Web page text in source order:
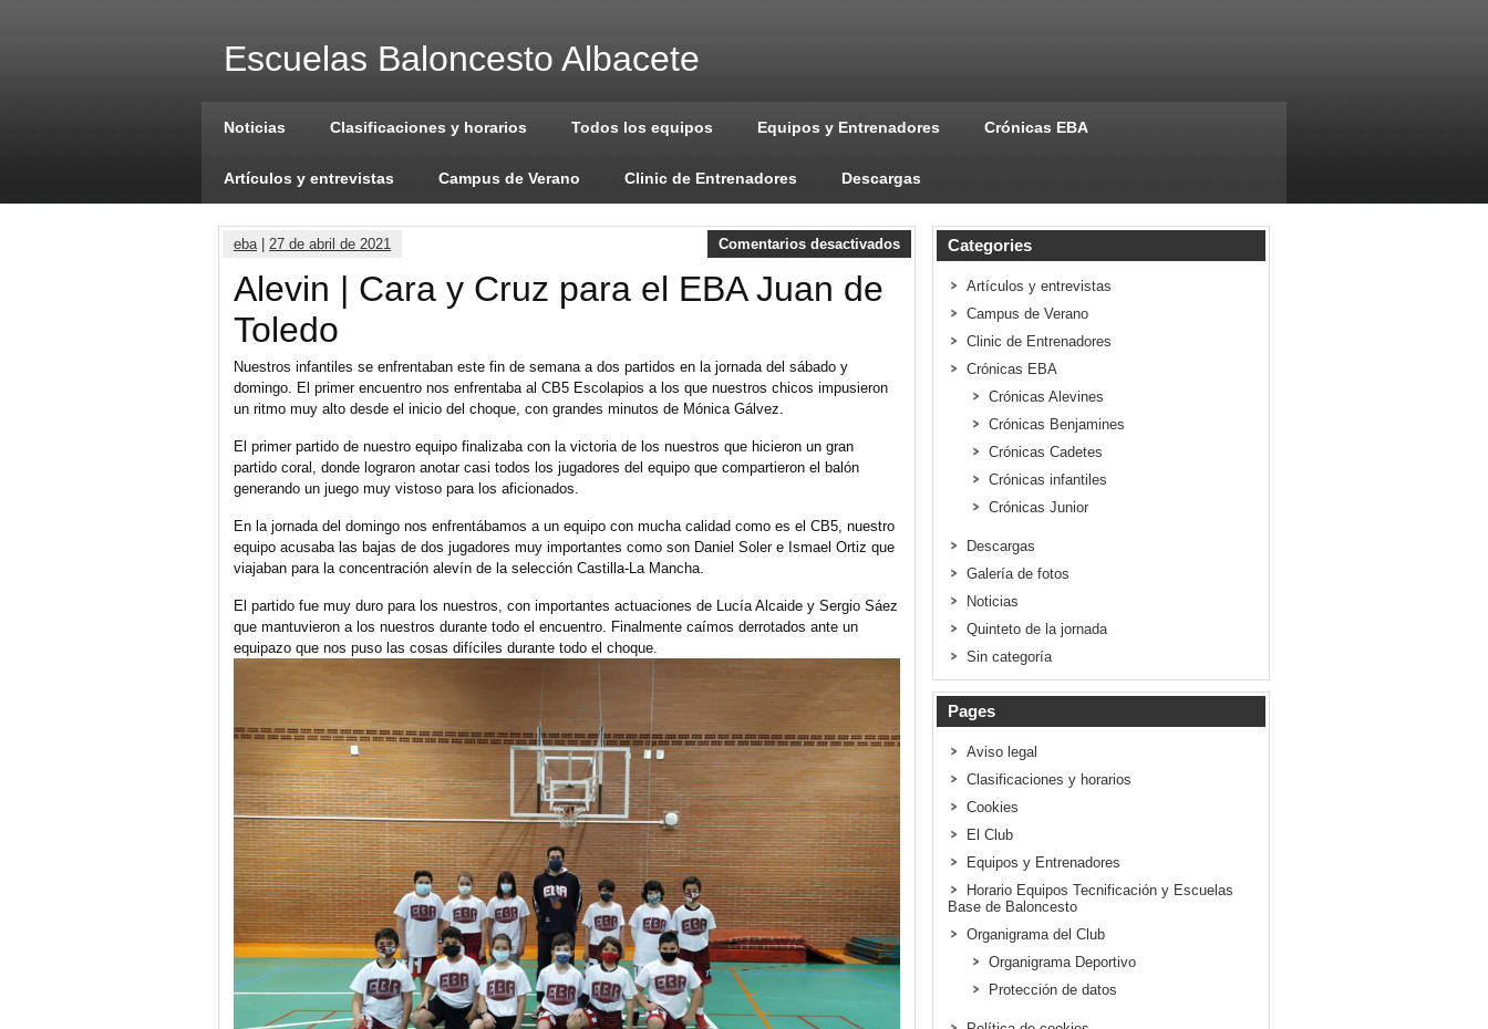
Escuelas Baloncesto Albacete
Noticias Clasificaciones y horarios Todos los equipos Equipos y Entrenadores Crónicas EBA
Artículos y entrevistas Campus de Verano Clinic de Entrenadores Descargas
eba| 27 de abril de 2021 Comentarios desactivados
Alevin | Cara y Cruz para el EBA Juan de
Toledo
Nuestros infantiles se enfrentaban este fin de semana a dos partidos en la jornada del sábado y
domingo. El primer encuentro nos enfrentaba al CB5 Escolapios a los que nuestros chicos impusieron
un ritmo muy alto desde el inicio del choque, con grandes minutos de Mónica Gálvez.
El primer partido de nuestro equipo finalizaba con la victoria de los nuestros que hicieron un gran
partido coral, donde lograron anotar casi todos los jugadores del equipo que compartieron el balón
generando un juego muy vistoso para los aficionados.
En la jornada del domingo nos enfrentábamos a un equipo con mucha calidad como es el CB5, nuestro
equipo acusaba las bajas de dos jugadores muy importantes como son Daniel Soler e Ismael Ortiz que
viajaban para la concentración alevín de la selección Castilla-La Mancha.
El partido fue muy duro para los nuestros, con importantes actuaciones de Lucía Alcaide y Sergio Sáez
que mantuvieron a los nuestros durante todo el encuentro. Finalmente caímos derrotados ante un
equipazo que nos puso las cosas difíciles durante todo el choque.
Categories
Artículos y entrevistas
Campus de Verano
Clinic de Entrenadores
Crónicas EBA
Crónicas Alevines
Crónicas Benjamines
Crónicas Cadetes
Crónicas infantiles
Crónicas Junior
Descargas
Galería de fotos
Noticias
Quinteto de la jornada
Sin categoría
Pages
Aviso legal
Clasificaciones y horarios
Cookies
El Club
Equipos y Entrenadores
Horario Equipos Tecnificación y Escuelas
Base de Baloncesto
Organigrama del Club
Organigrama Deportivo
Protección de datos